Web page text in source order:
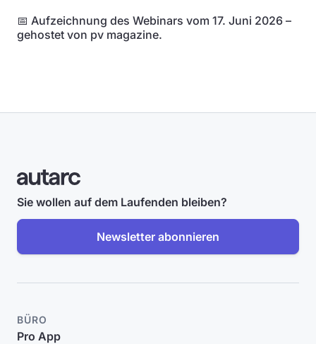
📅 Aufzeichnung des Webinars vom 17. Juni 2026 –
gehostet von pv magazine.
Sie wollen auf dem Laufenden bleiben?
Newsletter abonnieren
BÜRO
Pro App